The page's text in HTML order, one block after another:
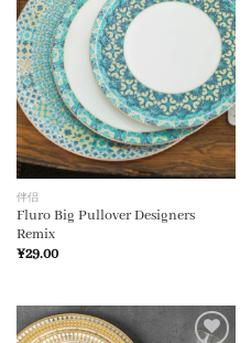
伴侣
Fluro Big Pullover Designers
Remix
¥29.00